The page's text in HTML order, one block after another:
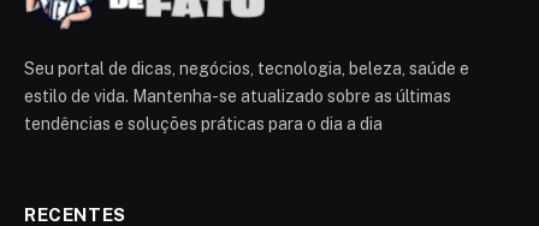
Seu portal de dicas, negócios, tecnologia, beleza, saúde e
estilo de vida. Mantenha-se atualizado sobre as últimas
tendências e soluções práticas para o dia a dia
RECENTES